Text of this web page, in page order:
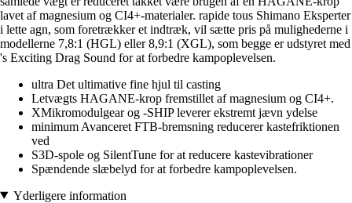
lavet af magnesium og CI4+-materialer. rapide tous Shimano Eksperter
i lette agn, som foretrækker et indtræk, vil sætte pris på mulighederne i
modellerne 7,8:1 (HGL) eller 8,9:1 (XGL), som begge er udstyret med
's Exciting Drag Sound for at forbedre kampoplevelsen.
ultra Det ultimative fine hjul til casting
Letvægts HAGANE-krop fremstillet af magnesium og CI4+.
XMikromodulgear og -SHIP leverer ekstremt jævn ydelse
minimum Avanceret FTB-bremsning reducerer kastefriktionen
ved
S3D-spole og SilentTune for at reducere kastevibrationer
Spændende slæbelyd for at forbedre kampoplevelsen.
Yderligere information